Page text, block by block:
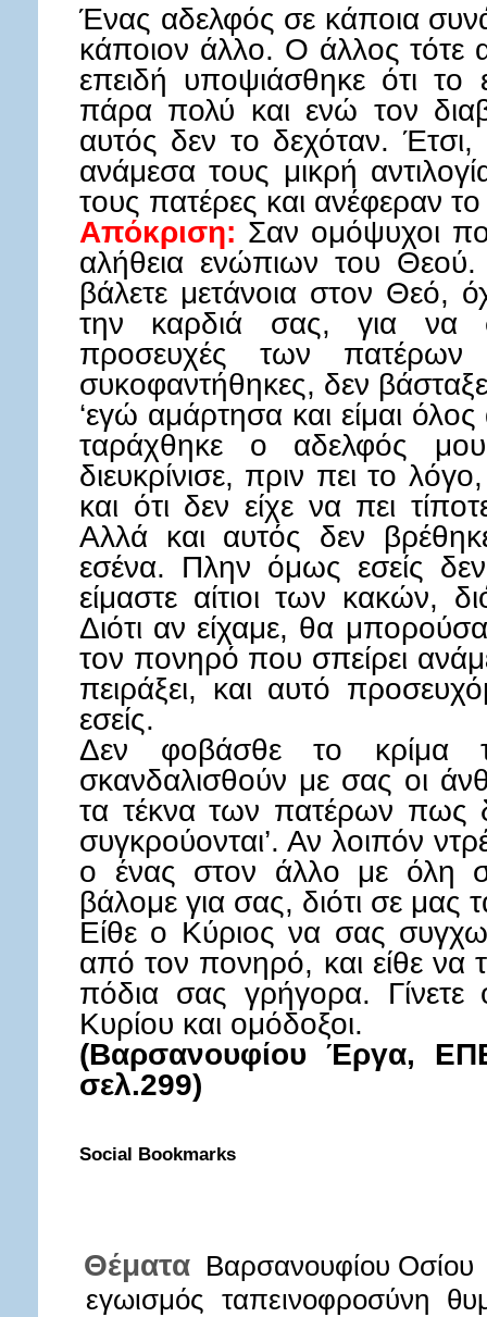
Ένας αδελφός σε κάποια
κάποιον άλλο. Ο άλλος
επειδή υποψιάσθηκε ότι το
πάρα πολύ και ενώ τον
αυτός δεν το δεχόταν. Έτσι,
ανάμεσα τους μικρή
τους πατέρες και ανέφεραν
Απόκριση: Σαν ομόψυχοι
αλήθεια ενώπιων του
βάλετε μετάνοια στον Θεό,
την καρδιά σας, για να
προσευχές των
συκοφαντήθηκες, δεν
‘εγώ αμάρτησα και είμαι όλος
ταράχθηκε ο αδελφός
διευκρίνισε, πριν πει το
και ότι δεν είχε να πει
Αλλά και αυτός δεν
εσένα. Πλην όμως εσείς δεν
είμαστε αίτιοι των κακών,
Διότι αν είχαμε, θα
τον πονηρό που σπείρει
πειράξει, και αυτό
εσείς.
Δεν φοβάσθε το
σκανδαλισθούν με σας οι
τα τέκνα των πατέρων πως
συγκρούονται’. Αν λοιπόν
ο ένας στον άλλο με όλη
βάλομε για σας, διότι σε μας
Είθε ο Κύριος να σας
από τον πονηρό, και είθε να
πόδια σας γρήγορα.
Κυρίου και ομόδοξοι.
(Βαρσανουφίου Έργα,
σελ.299)
Social Bookmarks
Θέματα Βαρσανουφίου Οσίου
εγωισμός ταπεινοφροσύνη